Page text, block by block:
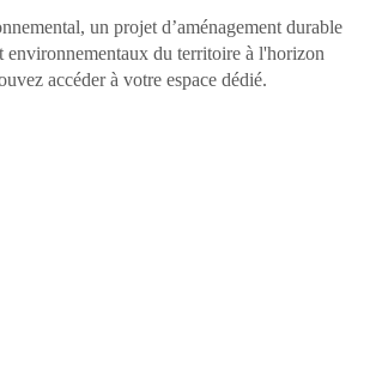
un projet d’aménagement durable
environnementaux du territoire à l'horizon
accéder à votre espace dédié.